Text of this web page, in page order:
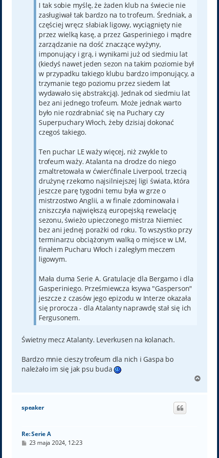
I tak sobie myślę, że żaden klub na świecie nie
zasługiwał tak bardzo na to trofeum. Średniak, a
częściej wręcz słabiak ligowy, wyciągnięty nie
przez wielką kasę, a przez Gasperiniego i mądre
zarządzanie na dość znaczące wyżyny,
imponujący i grą, i wynikami już od siedmiu lat
(kiedyś nawet jeden sezon na takim poziomie był
w przypadku takiego klubu bardzo imponujący, a
trzymanie tego poziomu przez siedem lat
wydawało się abstrakcją). Jednak od siedmiu lat
bez ani jednego trofeum. Może jednak warto
było nie rozdrabniać się na Puchary czy
Superpuchary Włoch, żeby dzisiaj dokonać
czegoś takiego.
Ten puchar LE waży więcej, niż zwykle to
trofeum waży. Atalanta na drodze do niego
zmaltretowała w ćwierćfinale Liverpool, trzecią
drużynę rzekomo najsilniejszej ligi świata, która
jeszcze parę tygodni temu była w grze o
mistrzostwo Anglii, a w finale zdominowała i
zniszczyła największą europejską rewelację
sezonu, świeżo upieczonego mistrza Niemiec
bez ani jednej porażki od roku. To wszystko przy
terminarzu obciążonym walką o miejsce w LM,
finałem Pucharu Włoch i zaległym meczem
ligowym.
Mała duma Serie A. Gratulacje dla Bergamo i dla
Gasperiniego. Prześmiewcza ksywa "Gasperson"
jeszcze z czasów jego epizodu w Interze okazała
się prorocza - dla Atalanty naprawdę stał się ich
Fergusonem.
Świetny mecz Atalanty. Leverkusen na kolanach.
Bardzo mnie cieszy trofeum dla nich i Gaspa bo
należało im się jak psu buda
g
speaker
Re: Serie A
P23 maja 2024, 12:23